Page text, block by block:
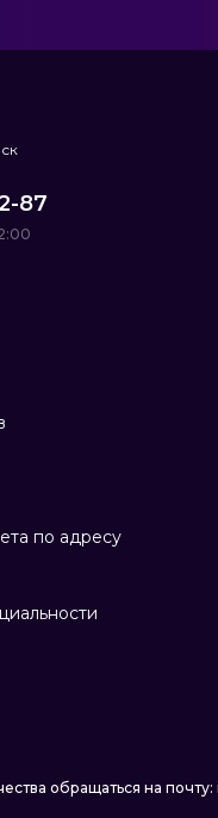
по адресу
87
обращаться на